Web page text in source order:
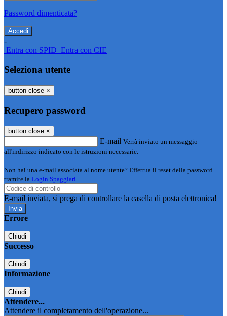
Password dimenticata?
-
Entra con SPID Entra con CIE
Seleziona utente
button close ×
Recupero password
button close ×
E-mail Verrà inviato un messaggio
all'indirizzo indicato con le istruzioni necessarie.
Non hai una e-mail associata al nome utente? Effettua il reset della password
tramite la Login Spaggiari
E-mail inviata, si prega di controllare la casella di posta elettronica!
Errore
Chiudi
Successo
Chiudi
Informazione
Chiudi
Attendere...
Attendere il completamento dell'operazione...